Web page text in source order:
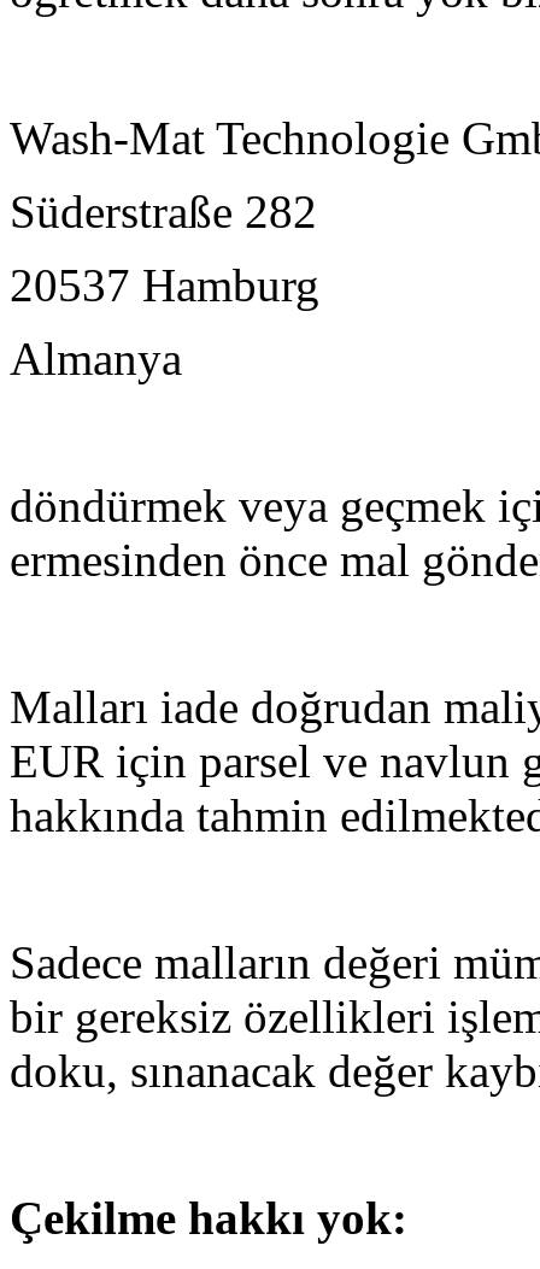
Wash-Mat Technologie
Süderstraße 282
20537 Hamburg
Almanya
döndürmek veya geçmek
ermesinden önce mal
Malları iade doğrudan
EUR için parsel ve navlun
hakkında tahmin
Sadece malların değeri
bir gereksiz özellikleri
doku, sınanacak değer
Çekilme hakkı yok: